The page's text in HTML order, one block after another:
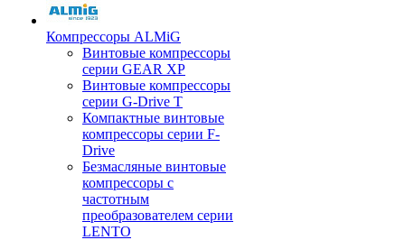
Компрессоры ALMiG
Винтовые компрессоры
серии GEAR XP
Винтовые компрессоры
серии G-Drive T
Компактные винтовые
компрессоры серии F-
Drive
Безмасляные винтовые
компрессоры с
частотным
преобразователем серии
LENTO